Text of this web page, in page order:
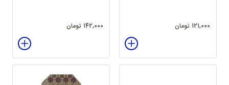
121,000 تومان 142,000 تومان